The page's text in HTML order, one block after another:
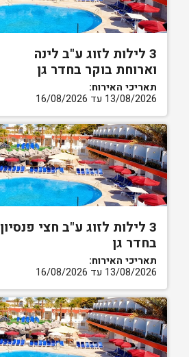
3 לילות לזוג ע"ב לינה
וארוחת בוקר בחדר גן
תאריכי האירוח:
13/08/2026 עד 16/08/2026
3 לילות לזוג ע"ב חצי פנסיון
בחדר גן
תאריכי האירוח:
13/08/2026 עד 16/08/2026